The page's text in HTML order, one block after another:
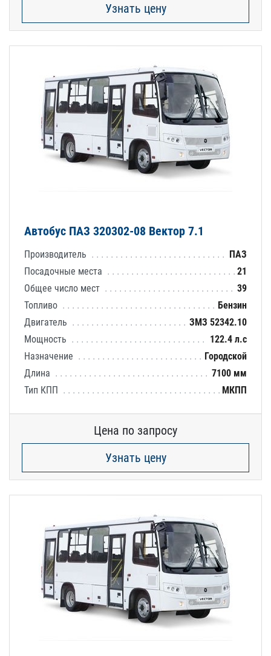
Узнать цену
Автобус ПАЗ 320302-08 Вектор 7.1
Производитель
ПАЗ
Посадочные места
21
Общее число мест
39
Топливо
Бензин
Двигатель
ЗМЗ 52342.10
Мощность
122.4 л.с
Назначение
Городской
Длина
7100 мм
Тип КПП
МКПП
Цена по запросу
Узнать цену